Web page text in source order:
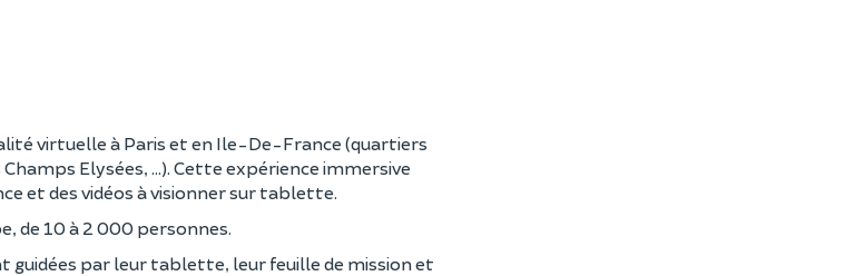
virtuelle à Paris et en Ile-De-France (quartiers
Elysées, ...). Cette expérience immersive
et des vidéos à visionner sur tablette.
de 10 à 2 000 personnes.
guidées par leur tablette, leur feuille de mission et